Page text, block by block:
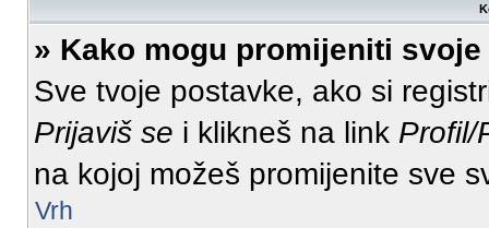
» Kako mogu promijeniti
Sve tvoje postavke, ako si
Prijaviš se i klikneš na link Profil/
na kojoj možeš promijenite sve
Vrh